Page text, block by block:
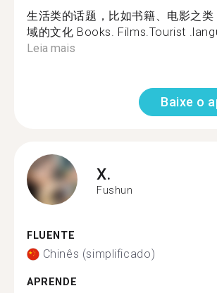
生活类的话题，比如书籍、电影之
域的文化 Books. Films.Tourist
Leia mais
Baixe o
X.
Fushun
FLUENTE
Chinês (simplificado)
APRENDE